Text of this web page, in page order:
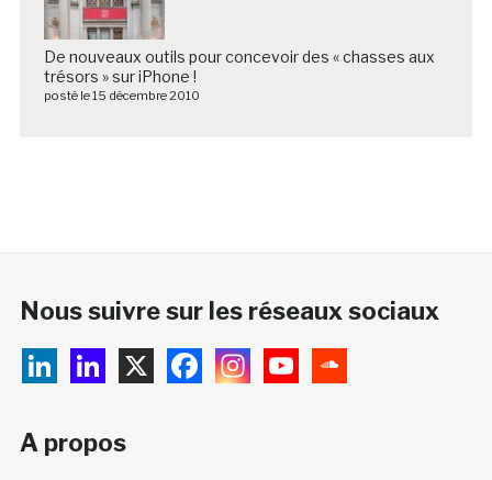
De nouveaux outils pour concevoir des « chasses aux
trésors » sur iPhone !
posté le 15 décembre 2010
Nous suivre sur les réseaux sociaux
A propos